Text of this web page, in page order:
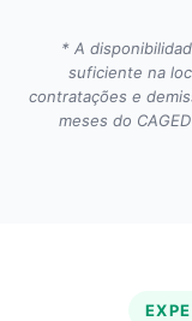
* A
suficiente na
contratações e
meses do